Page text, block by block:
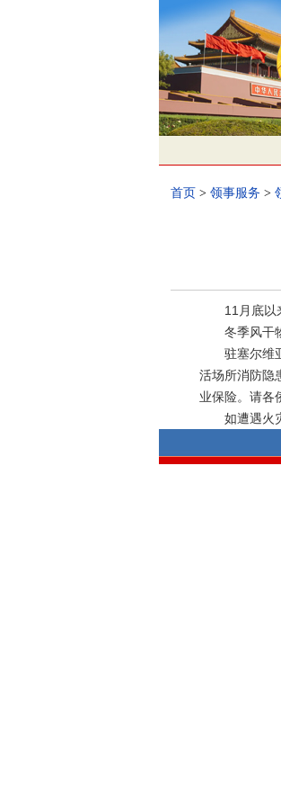
首页 > 领事服务 >
11月底以来
冬季风干物
驻塞尔维亚
活场所消防隐
业保险。请各
如遭遇火灾